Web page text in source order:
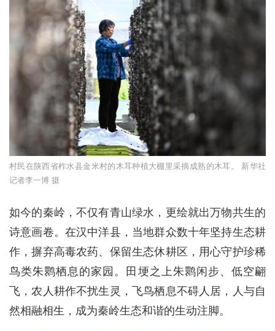
村民在陕西省柞水县金米村的木耳种植大棚里采摘成熟的木耳。 新华社
记者李一博 摄
如今的秦岭，不仅有青山绿水，更绘就出万物共生的
诗意画卷。在汉中洋县，当地群众数十年坚持生态耕
作，摒弃高毒农药、保留生态休耕区，用心守护珍稀
鸟类朱鹮栖息的家园。田埂之上朱鹮闲步、低空翩
飞，农人耕作不扰生灵，飞鸟栖息不碍人居，人与自
然相融相生，成为秦岭生态和谐的生动注脚。